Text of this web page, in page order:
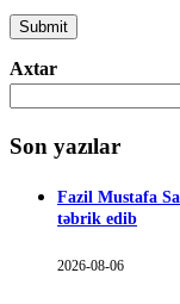
Axtar
Son yazılar
Fazil Mustafa
təbrik edib
2026-08-06